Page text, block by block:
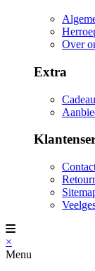
Over
Extra
×
Menu